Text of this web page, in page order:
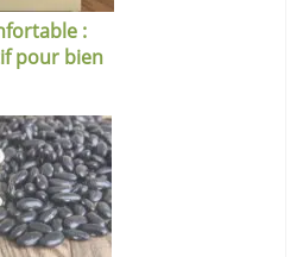
:
pour bien